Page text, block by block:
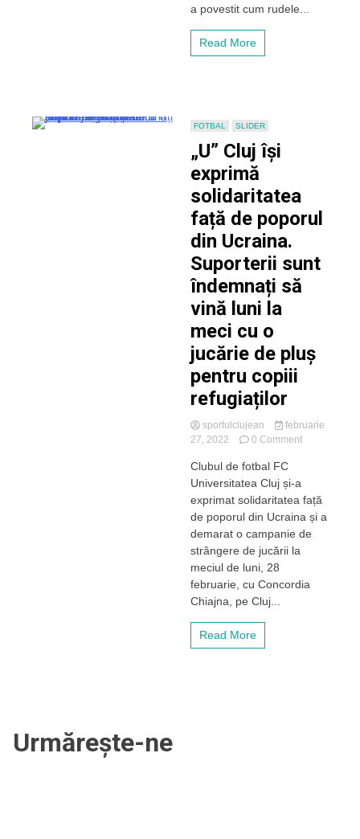
a povestit cum rudele...
Read More
FOTBAL SLIDER
„U” Cluj își
exprimă
solidaritatea
față de poporul
din Ucraina.
Suporterii sunt
îndemnați să
vină luni la
meci cu o
jucărie de pluș
pentru copiii
refugiaților
sportulclujean
februarie
27, 2022
0 Commenton
exprimă
solidaritatea
față
de
Ucraina.
Clubul de fotbal FC
Universitatea Cluj și-a
exprimat solidaritatea față
de poporul din Ucraina și a
demarat o campanie de
strângere de jucării la
meciul de luni, 28
februarie, cu Concordia
Chiajna, pe Cluj...
Read More
Urmărește-ne